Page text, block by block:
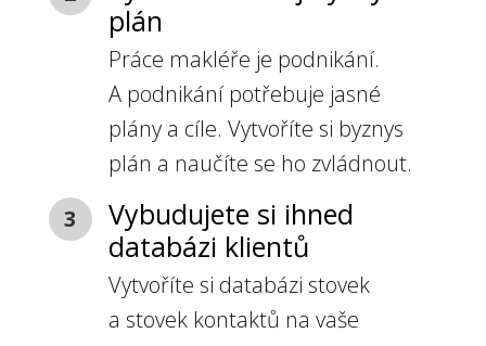
plán
Práce makléře je podnikání.
A podnikání potřebuje jasné
plány a cíle. Vytvoříte si byznys
plán a naučíte se ho zvládnout.
3
Vybudujete si ihned
databázi klientů
Vytvoříte si databázi stovek
a stovek kontaktů na vaše